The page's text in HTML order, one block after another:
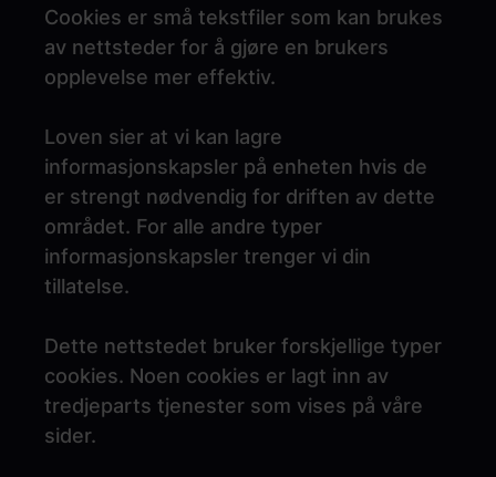
Cookies er små tekstfiler som kan brukes
av nettsteder for å gjøre en brukers
opplevelse mer effektiv.
Loven sier at vi kan lagre
informasjonskapsler på enheten hvis de
er strengt nødvendig for driften av dette
området. For alle andre typer
informasjonskapsler trenger vi din
tillatelse.
Dette nettstedet bruker forskjellige typer
cookies. Noen cookies er lagt inn av
tredjeparts tjenester som vises på våre
sider.